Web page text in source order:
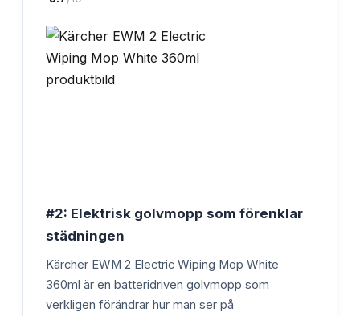
#2: Elektrisk golvmopp som förenklar
städningen
Kärcher EWM 2 Electric Wiping Mop White
360ml är en batteridriven golvmopp som
verkligen förändrar hur man ser på